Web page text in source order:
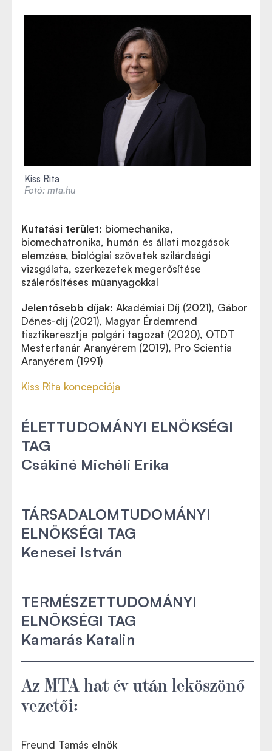
Kiss Rita
Fotó: mta.hu
Kutatási terület: biomechanika,
biomechatronika, humán és állati mozgások
elemzése, biológiai szövetek szilárdsági
vizsgálata, szerkezetek megerősítése
szálerősítéses műanyagokkal
Jelentősebb díjak: Akadémiai Díj (2021), Gábor
Dénes-díj (2021), Magyar Érdemrend
tisztikeresztje polgári tagozat (2020), OTDT
Mestertanár Aranyérem (2019), Pro Scientia
Aranyérem (1991)
Kiss Rita koncepciója
ÉLETTUDOMÁNYI ELNÖKSÉGI
TAG
Csákiné Michéli Erika
TÁRSADALOMTUDOMÁNYI
ELNÖKSÉGI TAG
Kenesei István
TERMÉSZETTUDOMÁNYI
ELNÖKSÉGI TAG
Kamarás Katalin
Az MTA hat év után leköszönő
vezetői:
Freund Tamás elnök